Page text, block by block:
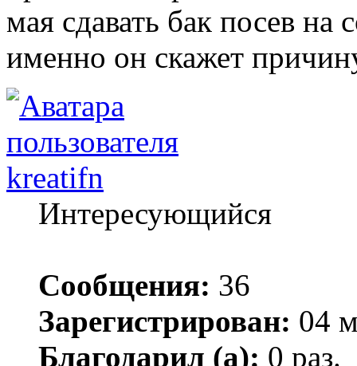
мая сдавать бак посев на
именно он скажет
kreatifn
Интересующийся
Сообщения: 36
Зарегистрирован: 04
Благодарил (а): 0 раз.